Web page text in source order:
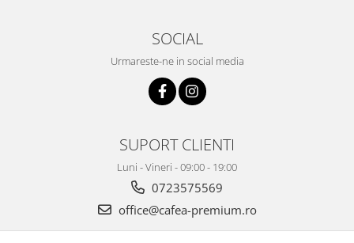
SOCIAL
Urmareste-ne in social media
SUPORT CLIENTI
Luni - Vineri - 09:00 - 19:00
0723575569
office@cafea-premium.ro